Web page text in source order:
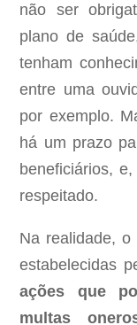
não ser
plano de
tenham
entre uma
por exemplo.
há um prazo
beneficiários,
respeitado.
Na realidade, o
estabelecidas
ações que
multas